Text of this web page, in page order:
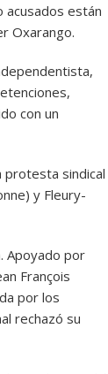
acusados están
Oxarango.
con un
protesta sindical
y Fleury-
Apoyado por
François
por los
rechazó su